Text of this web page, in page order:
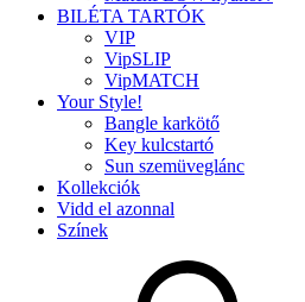
BILÉTA TARTÓK
VIP
VipSLIP
VipMATCH
Your Style!
Bangle karkötő
Key kulcstartó
Sun szemüveglánc
Kollekciók
Vidd el azonnal
Színek